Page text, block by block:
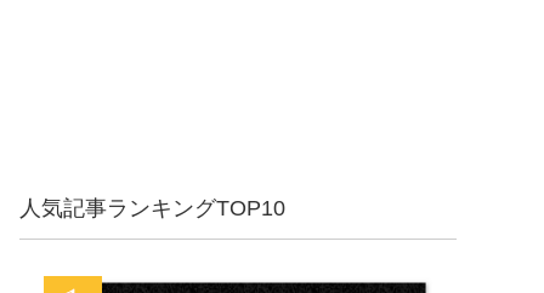
人気記事ランキングTOP10